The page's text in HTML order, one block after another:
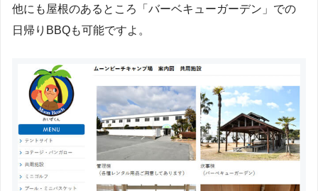
他にも屋根のあるところ「バーベキューガーデン」での
日帰りBBQも可能ですよ。